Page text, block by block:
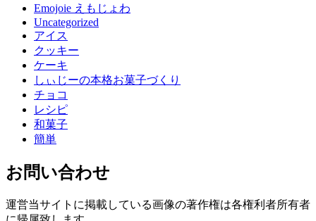
Emojoie えもじょわ
Uncategorized
アイス
クッキー
ケーキ
しぃじーの本格お菓子づくり
チョコ
レシピ
和菓子
簡単
お問い合わせ
運営当サイトに掲載している画像の著作権は各権利者所有者